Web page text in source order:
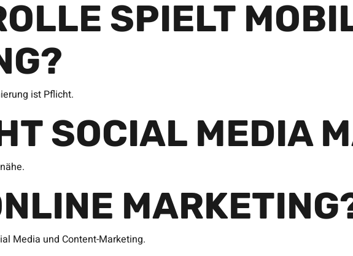
SPIELT
ist Pflicht.
SOCIAL MEDIA
Media und Content-Marketing.